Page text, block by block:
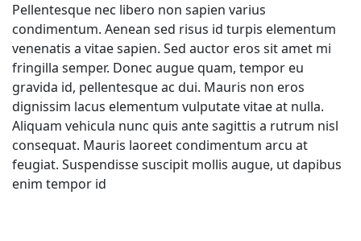
Pellentesque nec libero non sapien varius
condimentum. Aenean sed risus id turpis elementum
venenatis a vitae sapien. Sed auctor eros sit amet mi
fringilla semper. Donec augue quam, tempor eu
gravida id, pellentesque ac dui. Mauris non eros
dignissim lacus elementum vulputate vitae at nulla.
Aliquam vehicula nunc quis ante sagittis a rutrum nisl
consequat. Mauris laoreet condimentum arcu at
feugiat. Suspendisse suscipit mollis augue, ut dapibus
enim tempor id